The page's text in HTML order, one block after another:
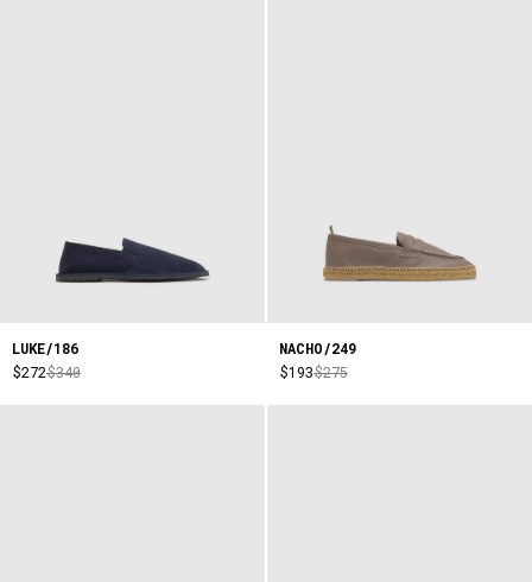
LUKE/186
$272$340
NACHO/249
$193$275